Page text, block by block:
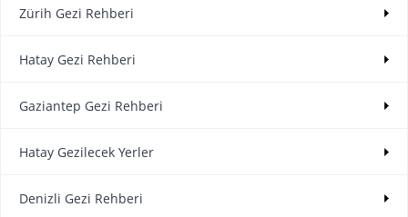
Zürih Gezi Rehberi
Hatay Gezi Rehberi
Gaziantep Gezi Rehberi
Hatay Gezilecek Yerler
Denizli Gezi Rehberi